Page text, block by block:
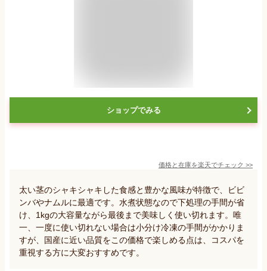
ショップでみる
価格と在庫を楽天でチェック >>
太い茎のシャキシャキした食感と豊かな風味が特徴で、ビビ
ンバやナムルに最適です。水煮状態なので下処理の手間が省
け、1kgの大容量ながら最後まで美味しく使い切れます。唯
一、一度に使い切れない場合は小分け冷凍の手間がかかりま
すが、国産に近い品質をこの価格で楽しめる点は、コスパを
重視する方に大変おすすめです。